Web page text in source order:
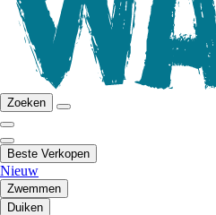
Zoeken
Beste Verkopen
Nieuw
Zwemmen
Duiken